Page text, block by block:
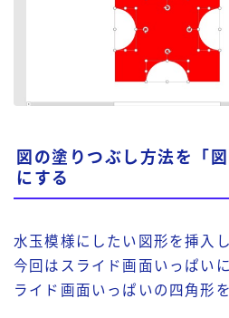
図の塗りつぶし方法を「
にする
水玉模様にしたい図形を挿入し
今回はスライド画面いっぱい
ライド画面いっぱいの四角形